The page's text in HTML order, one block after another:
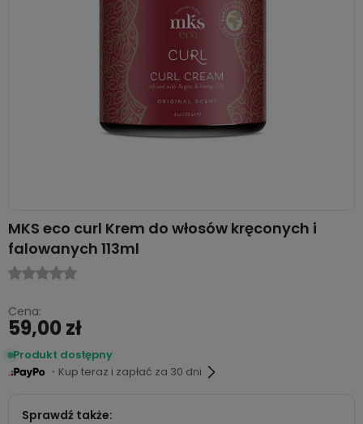
MKS eco curl Krem do włosów kręconych i
falowanych 113ml
Cena:
59,00 zł
Produkt dostępny
・Kup teraz i zapłać za 30 dni
Sprawdź także: